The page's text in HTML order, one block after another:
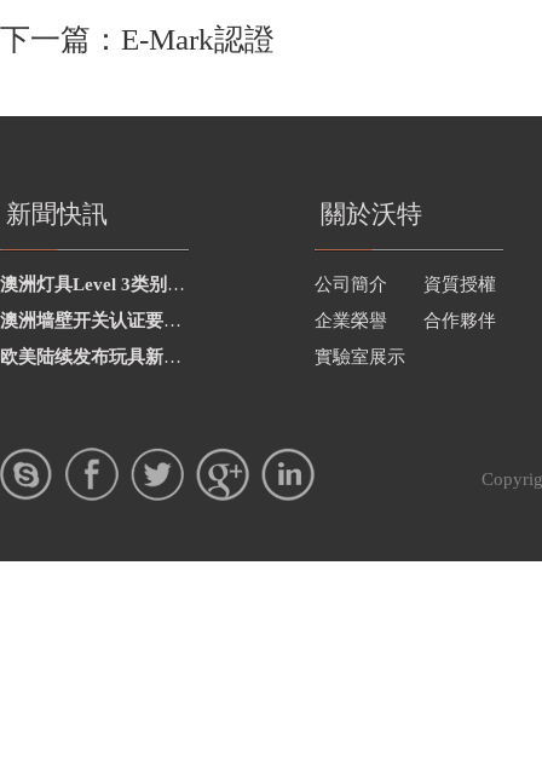
下一篇： E-Mark認證
新聞快訊
澳洲灯具Level 3类别新增2项
澳洲墙壁开关认证要求修订
欧美陆续发布玩具新要求
關於沃特
公司簡介
資質授權
企業榮譽
合作夥伴
實驗室展示